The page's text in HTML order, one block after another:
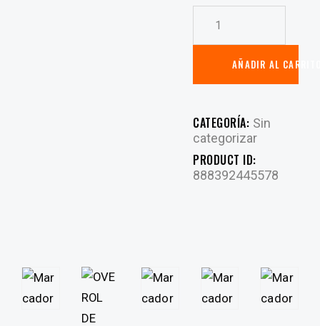
AÑADIR AL
CATEGORÍA: Sin
categorizar
PRODUCT ID:
888392445578